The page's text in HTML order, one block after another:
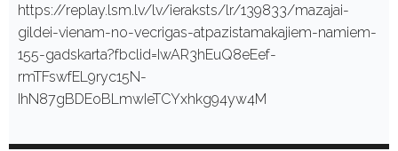
https://replay.lsm.lv/lv/ieraksts/lr/139833/mazajai-
gildei-vienam-no-vecrigas-atpazistamakajiem-namiem-
155-gadskarta?fbclid=IwAR3hEuQ8eEef-
rmTFswfEL9ryc15N-
IhN87gBDEoBLmwIeTCYxhkg94yw4M